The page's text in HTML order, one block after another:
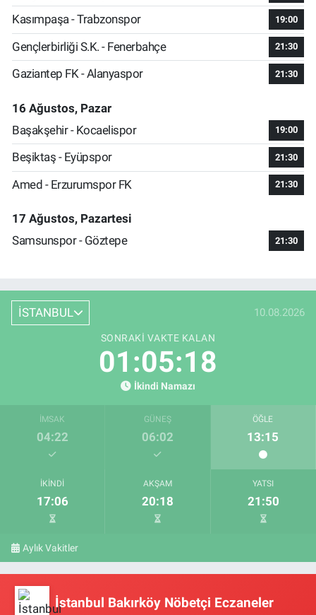
Kasımpaşa - Trabzonspor 19:00
Gençlerbirliği S.K. - Fenerbahçe 21:30
Gaziantep FK - Alanyaspor 21:30
16 Ağustos, Pazar
Başakşehir - Kocaelispor
19:00
Beşiktaş - Eyüpspor 21:30
Amed - Erzurumspor FK 21:30
17 Ağustos, Pazartesi
Samsunspor - Göztepe
21:30
İSTANBUL 10.08.2026
SONRAKI VAKTE KALAN
01:05:17
İkindi Namazı
İMSAK
04:22
GÜNEŞ
06:02
ÖĞLE
13:15
İKINDI
17:06
AKŞAM
20:18
YATSI
21:50
Aylık Vakitler
İstanbul Bakırköy Nöbetçi Eczaneler